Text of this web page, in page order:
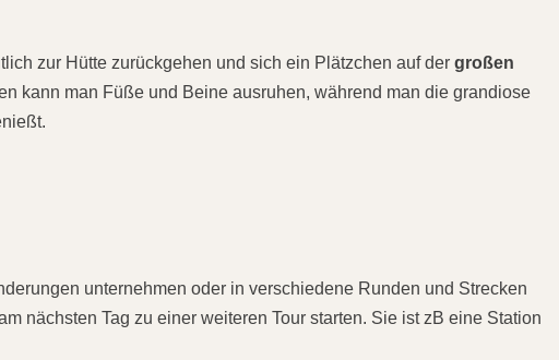
zur Hütte zurückgehen und sich ein Plätzchen auf dergroßen
kann man Füße und Beine ausruhen, während man die grandiose
unternehmen oder in verschiedene Runden und Strecken
nächsten Tag zu einer weiteren Tour starten. Sie ist zB eine Station